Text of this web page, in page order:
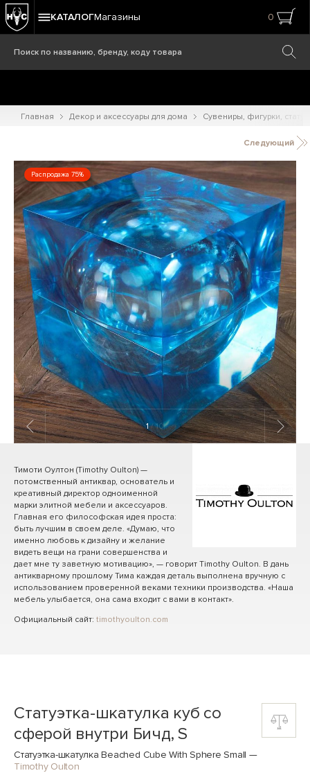
КАТАЛОГМагазины 0
Главная Декор и аксессуары для дома Сувениры, фигурки,
Следующий
Распродажа 75%
1/ 10
Тимоти Оултон (Timothy Oulton) —
потомственный антиквар, основатель и
креативный директор одноименной
марки элитной мебели и аксессуаров.
Главная его философская идея проста:
быть лучшим в своем деле. «Думаю, что
именно любовь к дизайну и желание
видеть вещи на грани совершенства и
дает мне ту заветную мотивацию», — говорит Timothy Oulton. В дань
антикварному прошлому Тима каждая деталь выполнена вручную с
использованием проверенной веками техники производства. «Наша
мебель улыбается, она сама входит с вами в контакт».
Официальный сайт: timothyoulton.com
Статуэтка-шкатулка куб со
сферой внутри Бичд, S
Статуэтка-шкатулка Beached Cube With Sphere Small —
Timothy Oulton